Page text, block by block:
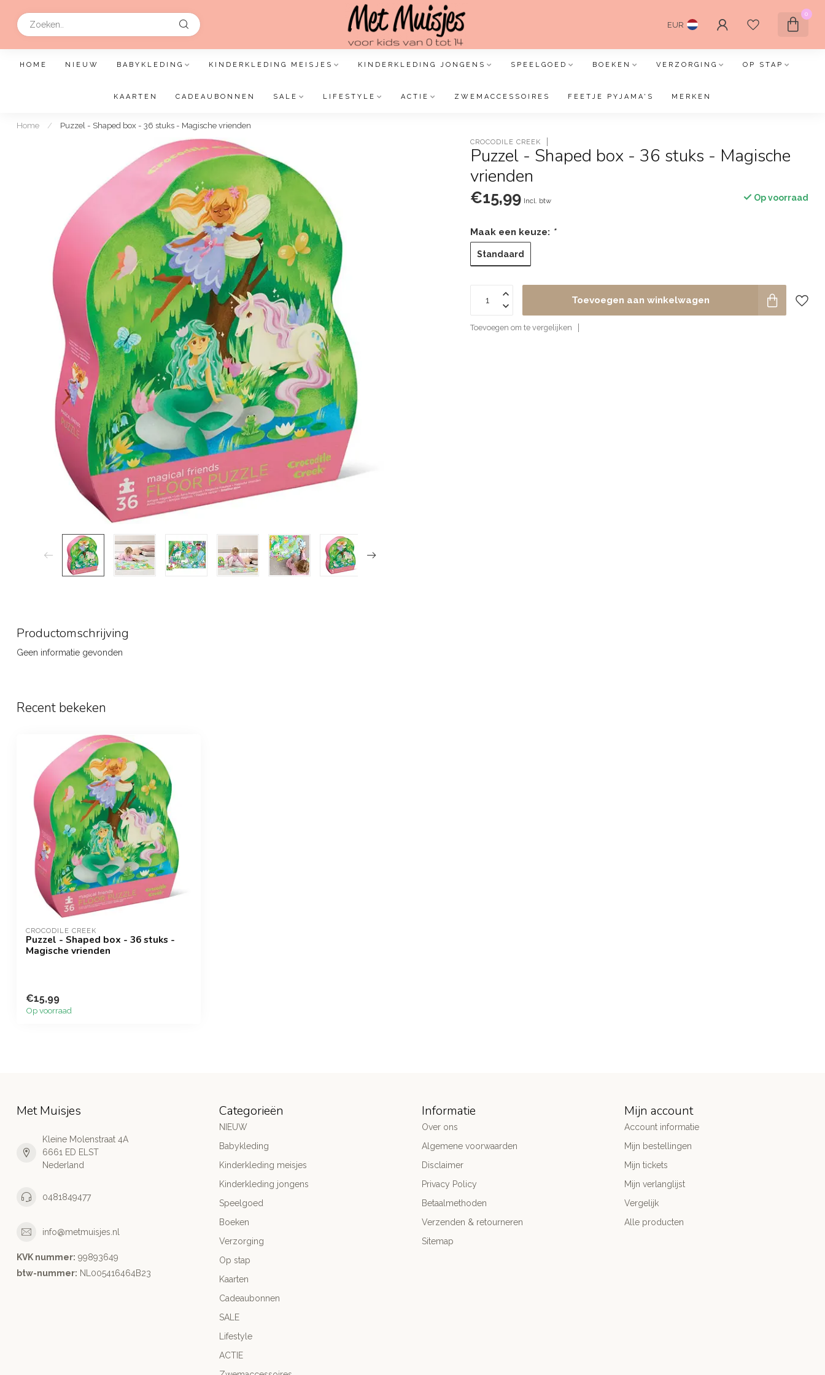
EUR
0
HOME NIEUW BABYKLEDING KINDERKLEDING MEISJES KINDERKLEDING JONGENS SPEELGOED BOEKEN VERZORGING OP STAP
KAARTEN CADEAUBONNEN SALE LIFESTYLE ACTIE ZWEMACCESSOIRES FEETJE PYJAMA'S MERKEN
Home / Puzzel - Shaped box - 36 stuks - Magische vrienden
CROCODILE CREEK
Puzzel - Shaped box - 36 stuks - Magische
vrienden
€15,99 Incl. btw Op voorraad
Maak een keuze: *
Standaard
Toevoegen aan winkelwagen
Toevoegen om te vergelijken
Productomschrijving
Geen informatie gevonden
Recent bekeken
CROCODILE CREEK
Puzzel - Shaped box - 36 stuks -
Magische vrienden
€15,99
Op voorraad
Met Muisjes
Kleine Molenstraat 4A
6661 ED ELST
Nederland
0481849477
info@metmuisjes.nl
KVK nummer: 99893649
btw-nummer: NL005416464B23
Categorieën
NIEUW
Babykleding
Kinderkleding meisjes
Kinderkleding jongens
Speelgoed
Boeken
Verzorging
Op stap
Kaarten
Cadeaubonnen
SALE
Lifestyle
ACTIE
Informatie
Over ons
Algemene voorwaarden
Disclaimer
Privacy Policy
Betaalmethoden
Verzenden & retourneren
Sitemap
Mijn account
Account informatie
Mijn bestellingen
Mijn tickets
Mijn verlanglijst
Vergelijk
Alle producten